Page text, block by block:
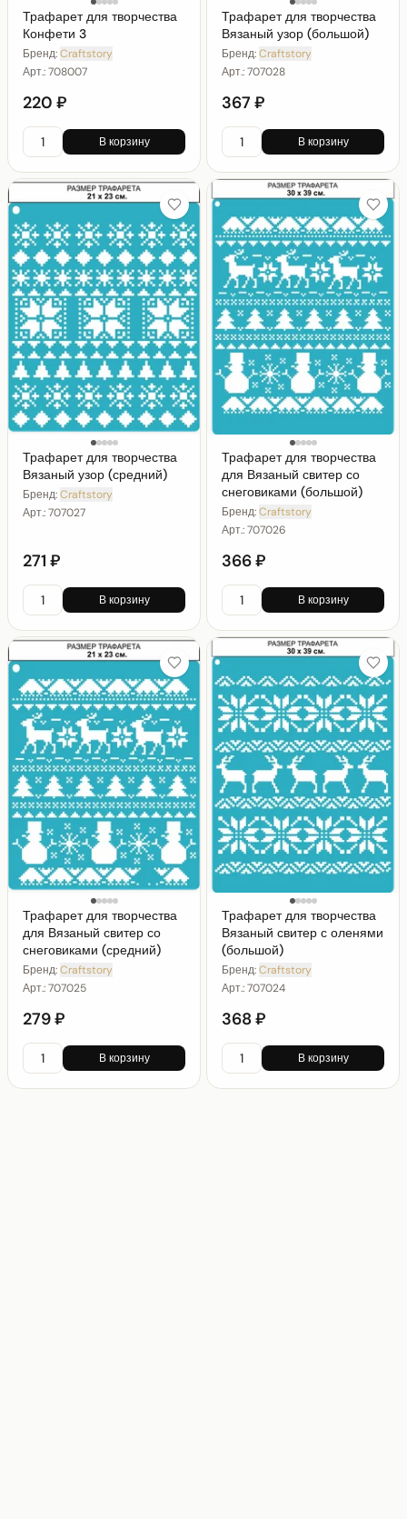
Трафарет для творчества
Конфети 3
Бренд:Craftstory
Арт.:708007
220 ₽
В корзину
Трафарет для творчества
Вязаный узор (большой)
Бренд:Craftstory
Арт.:707028
367 ₽
В корзину
Трафарет для творчества
Вязаный узор (средний)
Бренд:Craftstory
Арт.:707027
271 ₽
В корзину
Трафарет для творчества
для Вязаный свитер со
снеговиками (большой)
Бренд:Craftstory
Арт.:707026
366 ₽
В корзину
Трафарет для творчества
для Вязаный свитер со
снеговиками (средний)
Бренд:Craftstory
Арт.:707025
279 ₽
В корзину
Трафарет для творчества
Вязаный свитер с оленями
(большой)
Бренд:Craftstory
Арт.:707024
368 ₽
В корзину